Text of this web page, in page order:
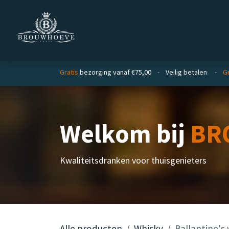
Gratis bezorging vanaf €75,00 - Veilig betalen -
Welkom bij
Kwaliteitsdranken voor thuisgenieters